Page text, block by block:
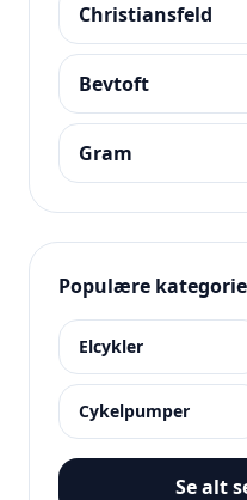
Christiansfeld
Bevtoft
Gram
Populære
Elcykler
Cykelpumper
Se alt